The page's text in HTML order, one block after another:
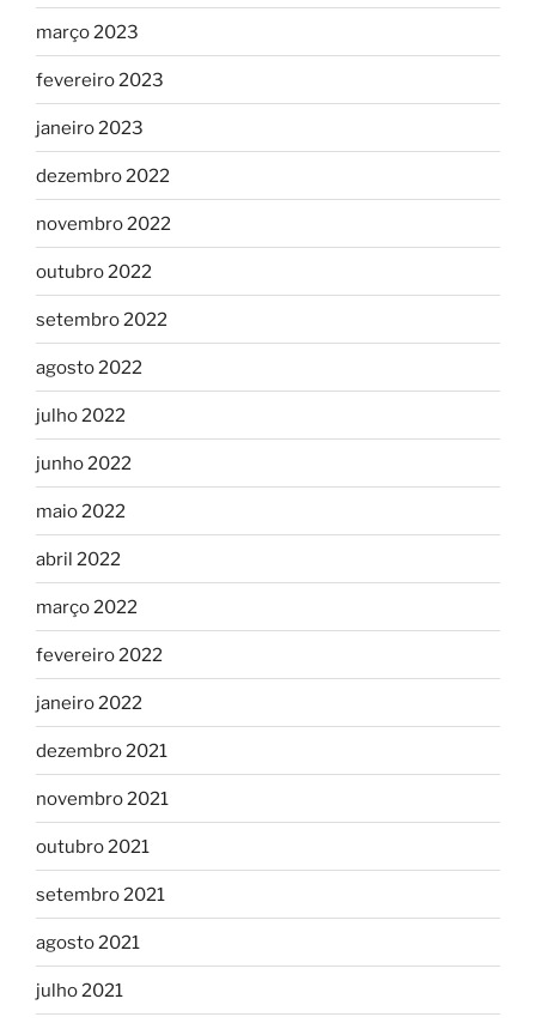
março 2023
fevereiro 2023
janeiro 2023
dezembro 2022
novembro 2022
outubro 2022
setembro 2022
agosto 2022
julho 2022
junho 2022
maio 2022
abril 2022
março 2022
fevereiro 2022
janeiro 2022
dezembro 2021
novembro 2021
outubro 2021
setembro 2021
agosto 2021
julho 2021